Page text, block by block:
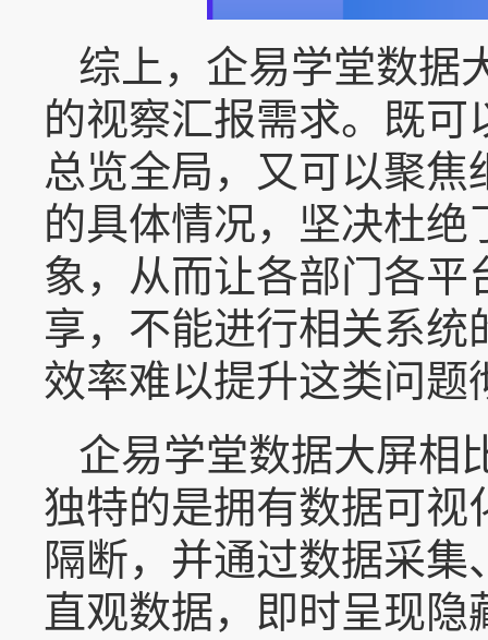
综上，企易学堂数据
的视察汇报需求。既
总览全局，又可以聚
的具体情况，坚决杜绝
象，从而让各部门各
享，不能进行相关系
效率难以提升这类问题
企易学堂数据大屏相
独特的是拥有数据可视
隔断，并通过数据采
直观数据，即时呈现